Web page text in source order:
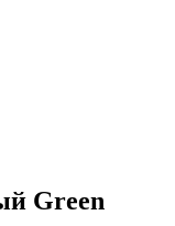
Green